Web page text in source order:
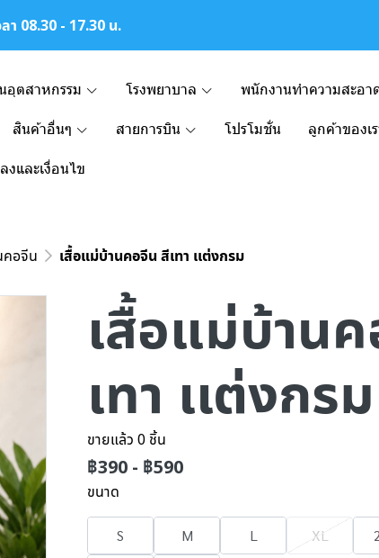
า 08.30 - 17.30 น.
อุตสาหกรรม โรงพยาบาล พนักงานทำความสะอา
สินค้าอื่นๆ สายการบิน โปรโมชั่น ลูกค้าของเ
งและเงื่อนไข
คอจีน เสื้อแม่บ้านคอจีน สีเทา เเต่งกรม
เสื้อแม่บ้าน
เทา เเต่งกรม
ขายแล้ว 0 ชิ้น
฿390 - ฿590
ขนาด
S M L XL